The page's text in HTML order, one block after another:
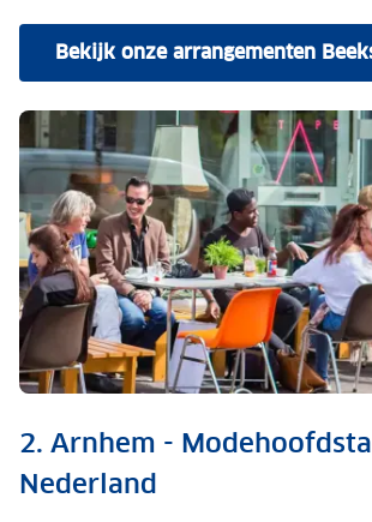
Bekijk onze arrangementen
naar de
2. Arnhem -
Nederland